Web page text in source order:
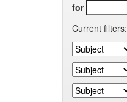
for
Current filters: